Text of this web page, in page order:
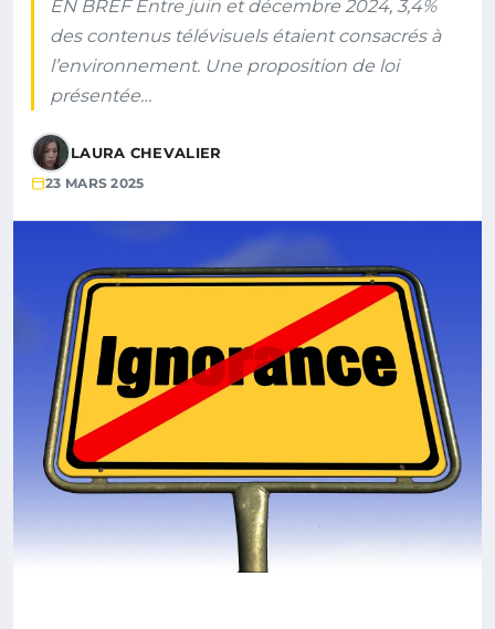
EN BREF Entre juin et décembre 2024, 3,4%
des contenus télévisuels étaient consacrés à
l’environnement. Une proposition de loi
présentée…
LAURA CHEVALIER
23 MARS 2025